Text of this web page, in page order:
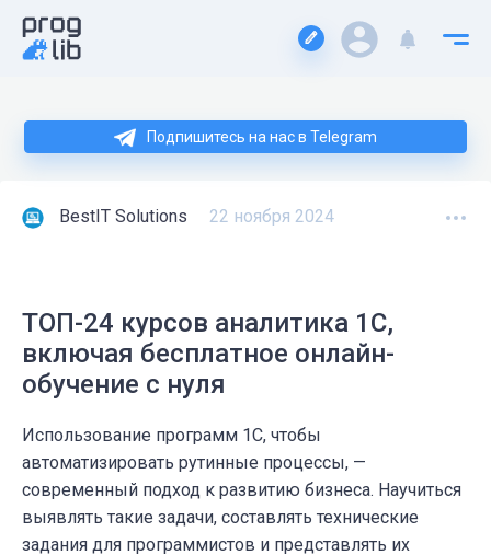
Подпишитесь на нас в Telegram
BestIT Solutions 22 ноября 2024
ТОП-24 курсов аналитика 1С,
включая бесплатное онлайн-
обучение с нуля
Использование программ 1С, чтобы
автоматизировать рутинные процессы, —
современный подход к развитию бизнеса. Научиться
выявлять такие задачи, составлять технические
задания для программистов и представлять их